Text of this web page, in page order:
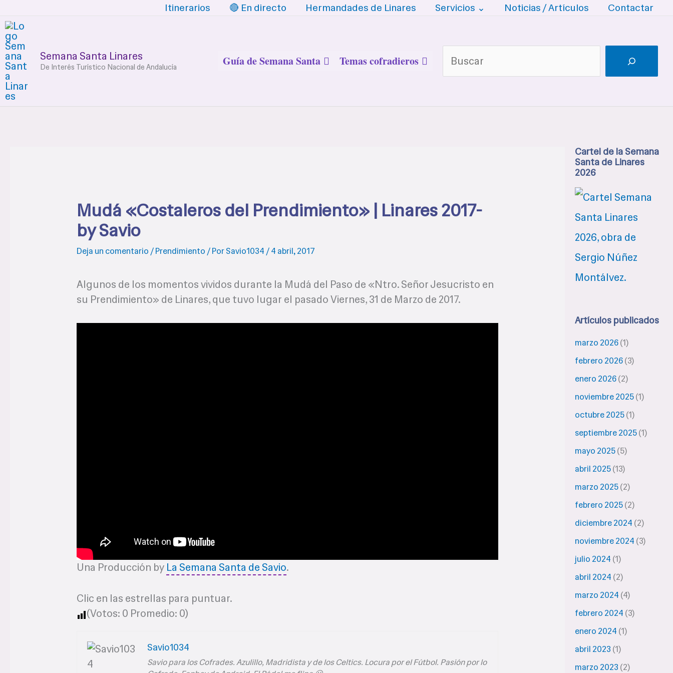
al
contenido
Itinerarios 🔴 En directo Hermandades de Linares Servicios ⌄ Noticias / Artículos Contactar
Semana Santa Linares
De Interés Turístico Nacional de Andalucía Guía de Semana Santa Temas cofradieros
Mudá «Costaleros del Prendimiento» | Linares 2017-
by Savio
Deja un comentario /Prendimiento / PorSavio1034 /4 abril, 2017
Algunos de los momentos vividos durante la Mudá del Paso de «Ntro. Señor Jesucristo en
su Prendimiento» de Linares, que tuvo lugar el pasado Viernes, 31 de Marzo de 2017.
Una Producción by La Semana Santa de Savio.
Clic en las estrellas para puntuar.
(Votos: 0 Promedio: 0)
Savio1034
Savio para los Cofrades. Azulillo, Madridista y de los Celtics. Locura por el Fútbol. Pasión por lo
Cartel de la Semana
Santa de Linares
2026
Artículos publicados
marzo 2026(1)
febrero 2026(3)
enero 2026(2)
noviembre 2025(1)
octubre 2025(1)
septiembre 2025(1)
mayo 2025(5)
abril 2025(13)
marzo 2025(2)
febrero 2025(2)
diciembre 2024 (2)
noviembre 2024 (3)
julio 2024 (1)
abril 2024 (2)
marzo 2024 (4)
febrero 2024 (3)
enero 2024 (1)
abril 2023 (1)
marzo 2023 (2)